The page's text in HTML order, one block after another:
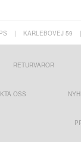
| KARLEBOVEJ 59 |
RETURVAROR
OSS